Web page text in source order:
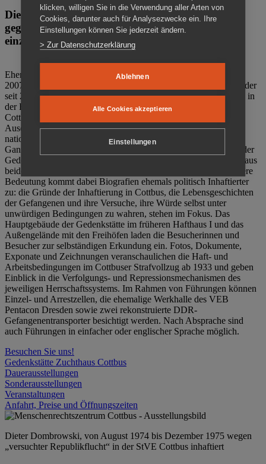
Die Gedenkstätte Zuchthaus Cottbus ist ein Ort
gegen das Vergessen. Anschaulich, nah und
einzigartig.
Ehemalige politische Häftlinge der DDR gründeten im Oktober
2007 den Verein Menschenrechtszentrum Cottbus e. V. (MRZ), der
seit 2011 Eigentümer des ehemaligen Gefängnisses (1860-2002) in
der Bautzener Straße und Träger der Gedenkstätte Zuchthaus
Cottbus ist. Im Zentrum der Arbeit der Gedenkstätte steht die
Auseinandersetzung mit politischem Unrecht während der
nationalsozialistischen Terrorherrschaft und der SED-Diktatur.
Ganzjährig zeigen mehrere Dauer- und Sonderausstellungen in der
Gedenkstätte Zuchthaus Cottbus Beispiele politischen Unrechts aus
beiden deutschen Diktaturen des 20. Jahrhunderts. Eine besondere
Bedeutung kommt dabei Biografien ehemals politisch Inhaftierter
zu: die Gründe der Inhaftierung in Cottbus, die Lebensgeschichten
der Gefangenen und ihre Versuche, ihre Würde selbst unter
unwürdigen Bedingungen zu wahren, stehen im Fokus. Das
Hauptgebäude der Gedenkstätte im früheren Hafthaus I und das
Außengelände mit den Freihöfen laden die Besucherinnen und
Besucher zur selbständigen Erkundung ein. Fotos, Dokumente,
Exponate und Zeichnungen veranschaulichen die Haft- und
Arbeitsbedingungen im Cottbuser Strafvollzug ab 1933 und geben
Einblick in die Verfolgungs- und Repressionsmechanismen des
jeweiligen Herrschaftssystems. Im Rahmen von Führungen können
Einzel- und Arrestzellen, die ehemalige Werkhalle des VEB
Pentacon Dresden sowie zwei rekonstruierte DDR-
Gefangenentransporter besichtigt werden. Nach Absprache sind
auch Führungen in einfacher oder englischer Sprache möglich.
Besuchen Sie uns!
Gedenkstätte Zuchthaus Cottbus
Dauerausstellungen
Sonderausstellungen
Veranstaltungen
Anfahrt, Preise und Öffnungszeiten
Dieter Dombrowski, von August 1974 bis Dezember 1975 wegen
„versuchter Republikflucht“ in der StVE Cottbus inhaftiert
klicken, willigen Sie in die Verwendung aller Arten von
Cookies, darunter auch für Analysezwecke ein. Ihre
Einstellungen können Sie jederzeit ändern.
> Zur Datenschutzerklärung
Ablehnen
Alle Cookies akzeptieren
Einstellungen